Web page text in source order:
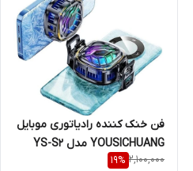
فن خنک کننده رادیاتوری موبایل
YOUSICHUANG مدل YS-S2
مگنتی گیره ای
2,100,000
19%